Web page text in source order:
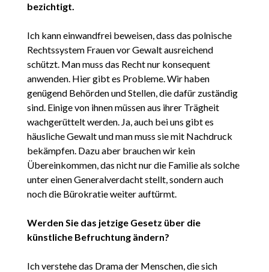
bezichtigt.
Ich kann einwandfrei beweisen, dass das polnische
Rechtssystem Frauen vor Gewalt ausreichend
schützt. Man muss das Recht nur konsequent
anwenden. Hier gibt es Probleme. Wir haben
genügend Behörden und Stellen, die dafür zuständig
sind. Einige von ihnen müssen aus ihrer Trägheit
wachgerüttelt werden. Ja, auch bei uns gibt es
häusliche Gewalt und man muss sie mit Nachdruck
bekämpfen. Dazu aber brauchen wir kein
Übereinkommen, das nicht nur die Familie als solche
unter einen Generalverdacht stellt, sondern auch
noch die Bürokratie weiter auftürmt.
Werden Sie das jetzige Gesetz über die
künstliche Befruchtung ändern?
Ich verstehe das Drama der Menschen, die sich